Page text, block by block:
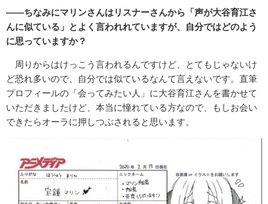
――ちなみにマリンさんはリスナーさんから「声が大谷育江さ
んに似ている」とよく言われれていますが、自分ではどのよう
に思っていますか？
周りからはけっこう言われるんですけど、とてもじゃないけ
ど恐れ多いので、自分では似ているなんて言えないです。直筆
プロフィールの「会ってみたい人」に大谷育江さんを書かせて
いただきましたけど、本当に憧れている方なので、もしお会い
できたらオーラに押しつぶされると思います。